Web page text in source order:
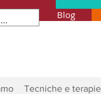
Blog
Tecniche e terapie